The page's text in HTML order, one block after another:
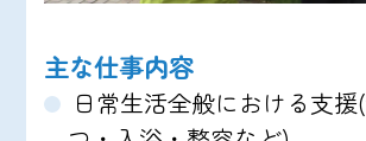
主な仕事内容
日常生活全般における支